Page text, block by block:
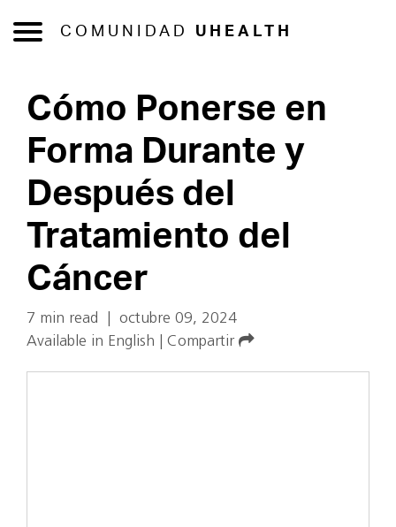
COMUNIDAD UHEALTH
Cómo Ponerse en
Forma Durante y
Después del
Tratamiento del
Cáncer
7 min read
octubre 09, 2024
Available in English
Compartir